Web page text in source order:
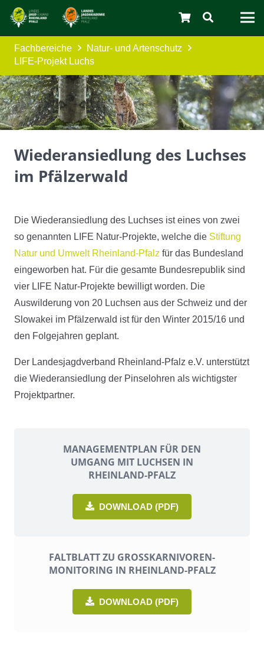
Fachbereiche
Natur- und Artenschutz
LIFE-Projekt Luchs
Wiederansiedlung des Luchses
im Pfälzerwald
Die Wiederansiedlung des Luchses ist eines von zwei
so genannten LIFE Natur-Projekte, welche die Stiftung
Natur und Umwelt Rheinland-Pfalz für das Bundesland
eingeworben hat. Für die gesamte Bundesrepublik sind
vier LIFE Natur-Projekte bewilligt worden. Die
Auswilderung von 20 Luchsen aus der Schweiz und der
Slowakei im Pfälzerwald ist für den Winter 2015/16 und
den Folgejahren geplant.
Der Landesjagdverband Rheinland-Pfalz e.V. unterstützt
die Wiederansiedlung der Pinselohren als wichtigster
Projektpartner.
MANAGEMENTPLAN FÜR DEN
UMGANG MIT LUCHSEN IN
RHEINLAND-PFALZ
DOWNLOAD (PDF)
FALTBLATT ZU GROSSKARNIVOREN-M
ONITORING IN RHEINLAND-PFALZ
DOWNLOAD (PDF)